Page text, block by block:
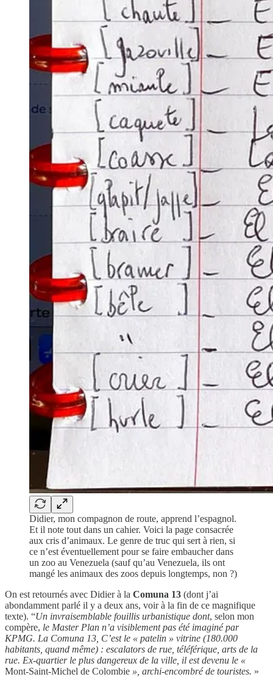
Didier, mon compagnon de route, apprend l’espagnol.
Et il note tout dans un cahier. Voici la page consacrée
aux cris d’animaux. Le genre de truc qui sert à rien, si
ce n’est éventuellement pour se faire embaucher dans
un zoo au Venezuela (sauf qu’au Venezuela, ils ont
mangé les animaux des zoos depuis longtemps, non ?)
On est retournés avec Didier à la Comuna 13 (dont j’ai
abondamment parlé il y a deux ans, voir à la fin de ce magnifique
texte). “Un invraisemblable fouillis urbanistique dont, selon mon
compère, le Master Plan n’a visiblement pas été imaginé par
KPMG. La Comuna 13, C’est le « patelin » vitrine (180.000
habitants, quand même) : escalators de rue, téléférique, arts de la
rue. Ex-quartier le plus dangereux de la ville, il est devenu le «
Mont-Saint-Michel de Colombie », archi-encombré de touristes. »